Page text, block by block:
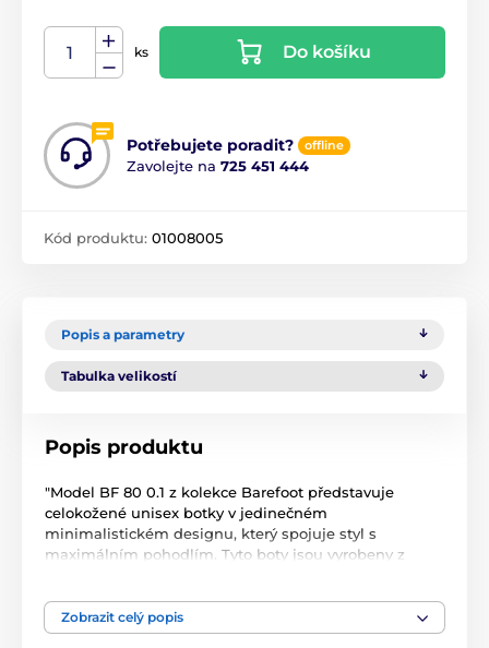
ks Do košíku
Potřebujete poradit? offline
Zavolejte na 725 451 444
Kód produktu: 01008005
Popis a parametry
Tabulka velikostí
Popis produktu
"Model BF 80 0.1 z kolekce Barefoot představuje
celokožené unisex botky v jedinečném
minimalistickém designu, který spojuje styl s
maximálním pohodlím. Tyto boty jsou vyrobeny z
Díky své prostorné konstrukci a ohebnosti jsou ideální
Zobrazit celý popis